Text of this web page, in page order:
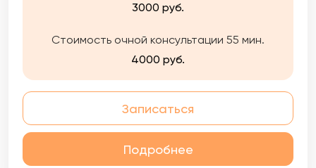
3000 руб.
Стоимость очной консультации 55 мин.
4000 руб.
Записаться
Подробнее